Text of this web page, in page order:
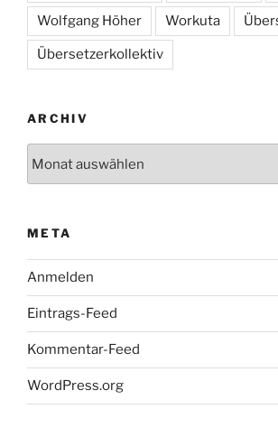
Wolfgang Höher Workuta
Übersetzerkollektiv
ARCHIV
META
Anmelden
Eintrags-Feed
Kommentar-Feed
WordPress.org